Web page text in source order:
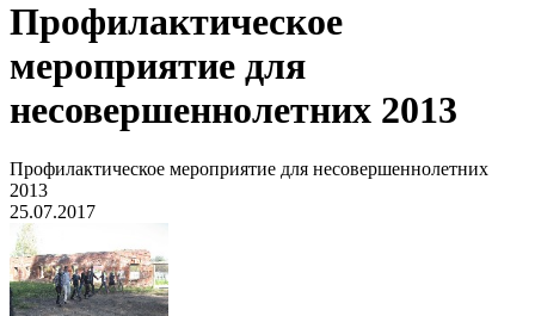
Профилактическое
мероприятие для
несовершеннолетних 2013
Профилактическое мероприятие для несовершеннолетних
2013
25.07.2017